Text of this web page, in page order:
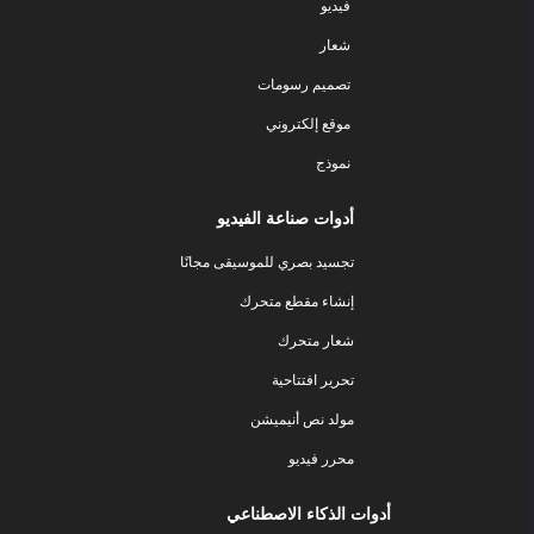
فيديو
شعار
تصميم رسومات
موقع إلكتروني
نموذج
أدوات صناعة الفيديو
تجسيد بصري للموسيقى مجانًا
إنشاء مقطع متحرك
شعار متحرك
تحرير افتتاحية
مولد نص أنيميشن
محرر فيديو
أدوات الذكاء الاصطناعي